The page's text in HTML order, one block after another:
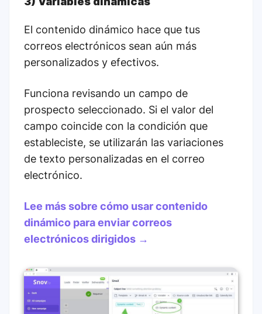
El contenido dinámico hace que tus
correos electrónicos sean aún más
personalizados y efectivos.
Funciona revisando un campo de
prospecto seleccionado. Si el valor del
campo coincide con la condición que
estableciste, se utilizarán las variaciones
de texto personalizadas en el correo
electrónico.
Lee más sobre cómo usar contenido
dinámico para enviar correos
electrónicos dirigidos →